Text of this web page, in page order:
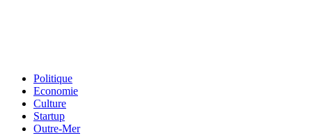
Politique
Economie
Culture
Startup
Outre-Mer